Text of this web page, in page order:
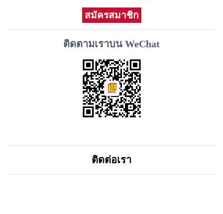
สมัครสมาชิก
ติดตามเราบน WeChat
ติดต่อเรา